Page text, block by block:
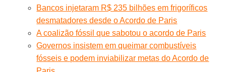
Bancos injetaram R$ 235 bilhões em frigoríficos
desmatadores desde o Acordo de Paris
A coalizão fóssil que sabotou o acordo de Paris
Governos insistem em queimar combustíveis
fósseis e podem inviabilizar metas do Acordo de